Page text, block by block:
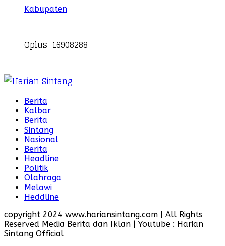
Kabupaten
Oplus_16908288
Berita
Kalbar
Berita
Sintang
Nasional
Berita
Headline
Politik
Olahraga
Melawi
Heddline
copyright 2024 www.hariansintang.com | All Rights
Reserved Media Berita dan Iklan | Youtube : Harian
Sintang Official